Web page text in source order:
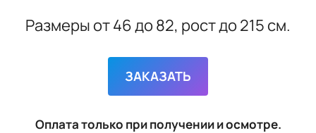
Размеры от 46 до 82, рост до 215 см.
ЗАКАЗАТЬ
Оплата только при получении и осмотре.